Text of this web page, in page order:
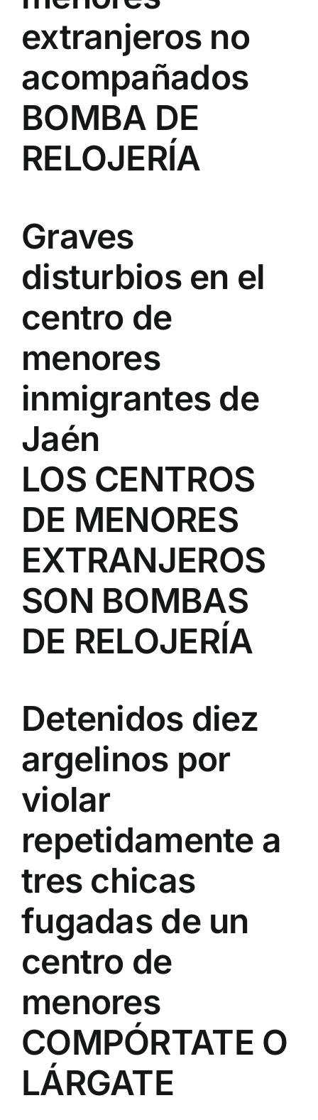
extranjeros no
acompañados
BOMBA DE
RELOJERÍA
Graves
disturbios en el
centro de
menores
inmigrantes de
Jaén
LOS CENTROS
DE MENORES
EXTRANJEROS
SON BOMBAS
DE RELOJERÍA
Detenidos diez
argelinos por
violar
repetidamente a
tres chicas
fugadas de un
centro de
menores
COMPÓRTATE O
LÁRGATE